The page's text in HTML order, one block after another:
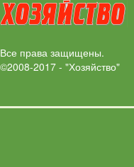
Все права защищены.
©2008-2017 - "Хозяйство"